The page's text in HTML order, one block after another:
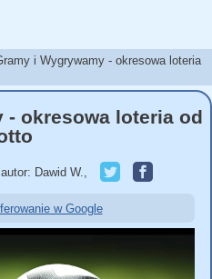
i Wygrywamy - okresowa loteria
- okresowa loteria od
autor: Dawid W.
w Google